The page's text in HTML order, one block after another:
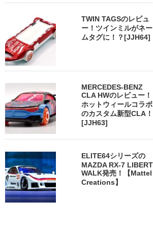
TWIN TAGSのレビュ
ー！ツインミルがネー
ムタグに！？[JJH64]
MERCEDES-BENZ
CLA HWのレビュー！
ホットウィールコラボ
のカスタム新型CLA！
[JJH63]
ELITE64シリーズの
MAZDA RX-7
WALK発売！【Mattel
Creations】